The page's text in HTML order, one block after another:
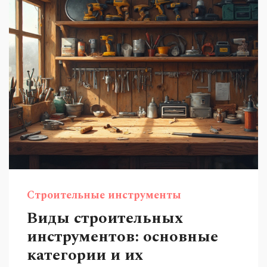
повседневные задачи. Читайте дальше, чтобы
узнать всё это и даже больше.
Строительные инструменты
Виды строительных
инструментов: основные
категории и их